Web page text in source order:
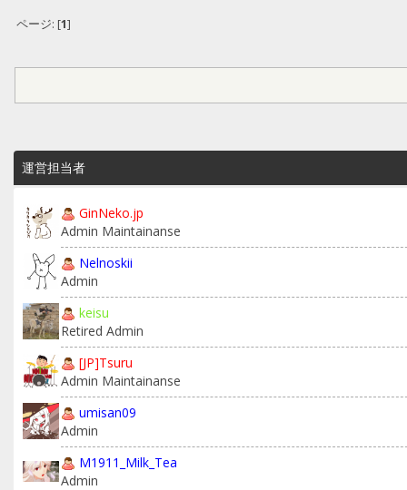
ページ: [1]
運営担当者
GinNeko.jp
Admin Maintainanse
Nelnoskii
Admin
keisu
Retired Admin
[JP]Tsuru
Admin Maintainanse
umisan09
Admin
M1911_Milk_Tea
Admin